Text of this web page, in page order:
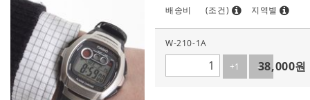
배송비
(조건) 지역별
W-210-1A
+1
-1
38,000원